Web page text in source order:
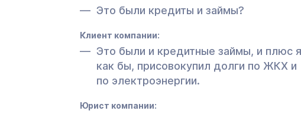
Это были кредиты и займы?
Клиент компании:
Это были и кредитные займы, и плюс я
как бы, присовокупил долги по ЖКХ и
по электроэнергии.
Юрист компании: